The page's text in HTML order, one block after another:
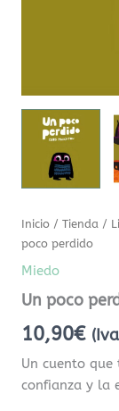
Inicio /Tienda /
poco perdido
Miedo
Un poco
10,90€
Un cuento
confianza y la